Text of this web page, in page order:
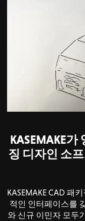
KASEMAKE
징 디자인 소
KASEMAKE CAD 패
적인 인터페이스를
와 신규 이민자 모두